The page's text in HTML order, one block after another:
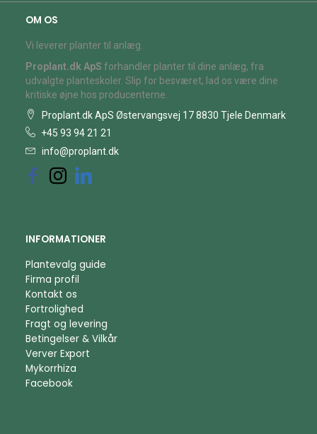
OM OS
Vi leverer planter til anlæg.
Proplant.dk ApS forhandler planter til dine anlæg, fra
udvalgte planteskoler. Slip for besværet, lad os være dine
kritiske øjne hos producenterne.
Proplant.dk ApS Østervangsvej 17 8830 Tjele Denmark
+45 93 94 21 21
info@proplant.dk
INFORMATIONER
Plantevalg guide
Firma profil
Kontakt os
Fortrolighed
Fragt og levering
Betingelser & Vilkår
Verver Export
Mykorrhiza
Facebook